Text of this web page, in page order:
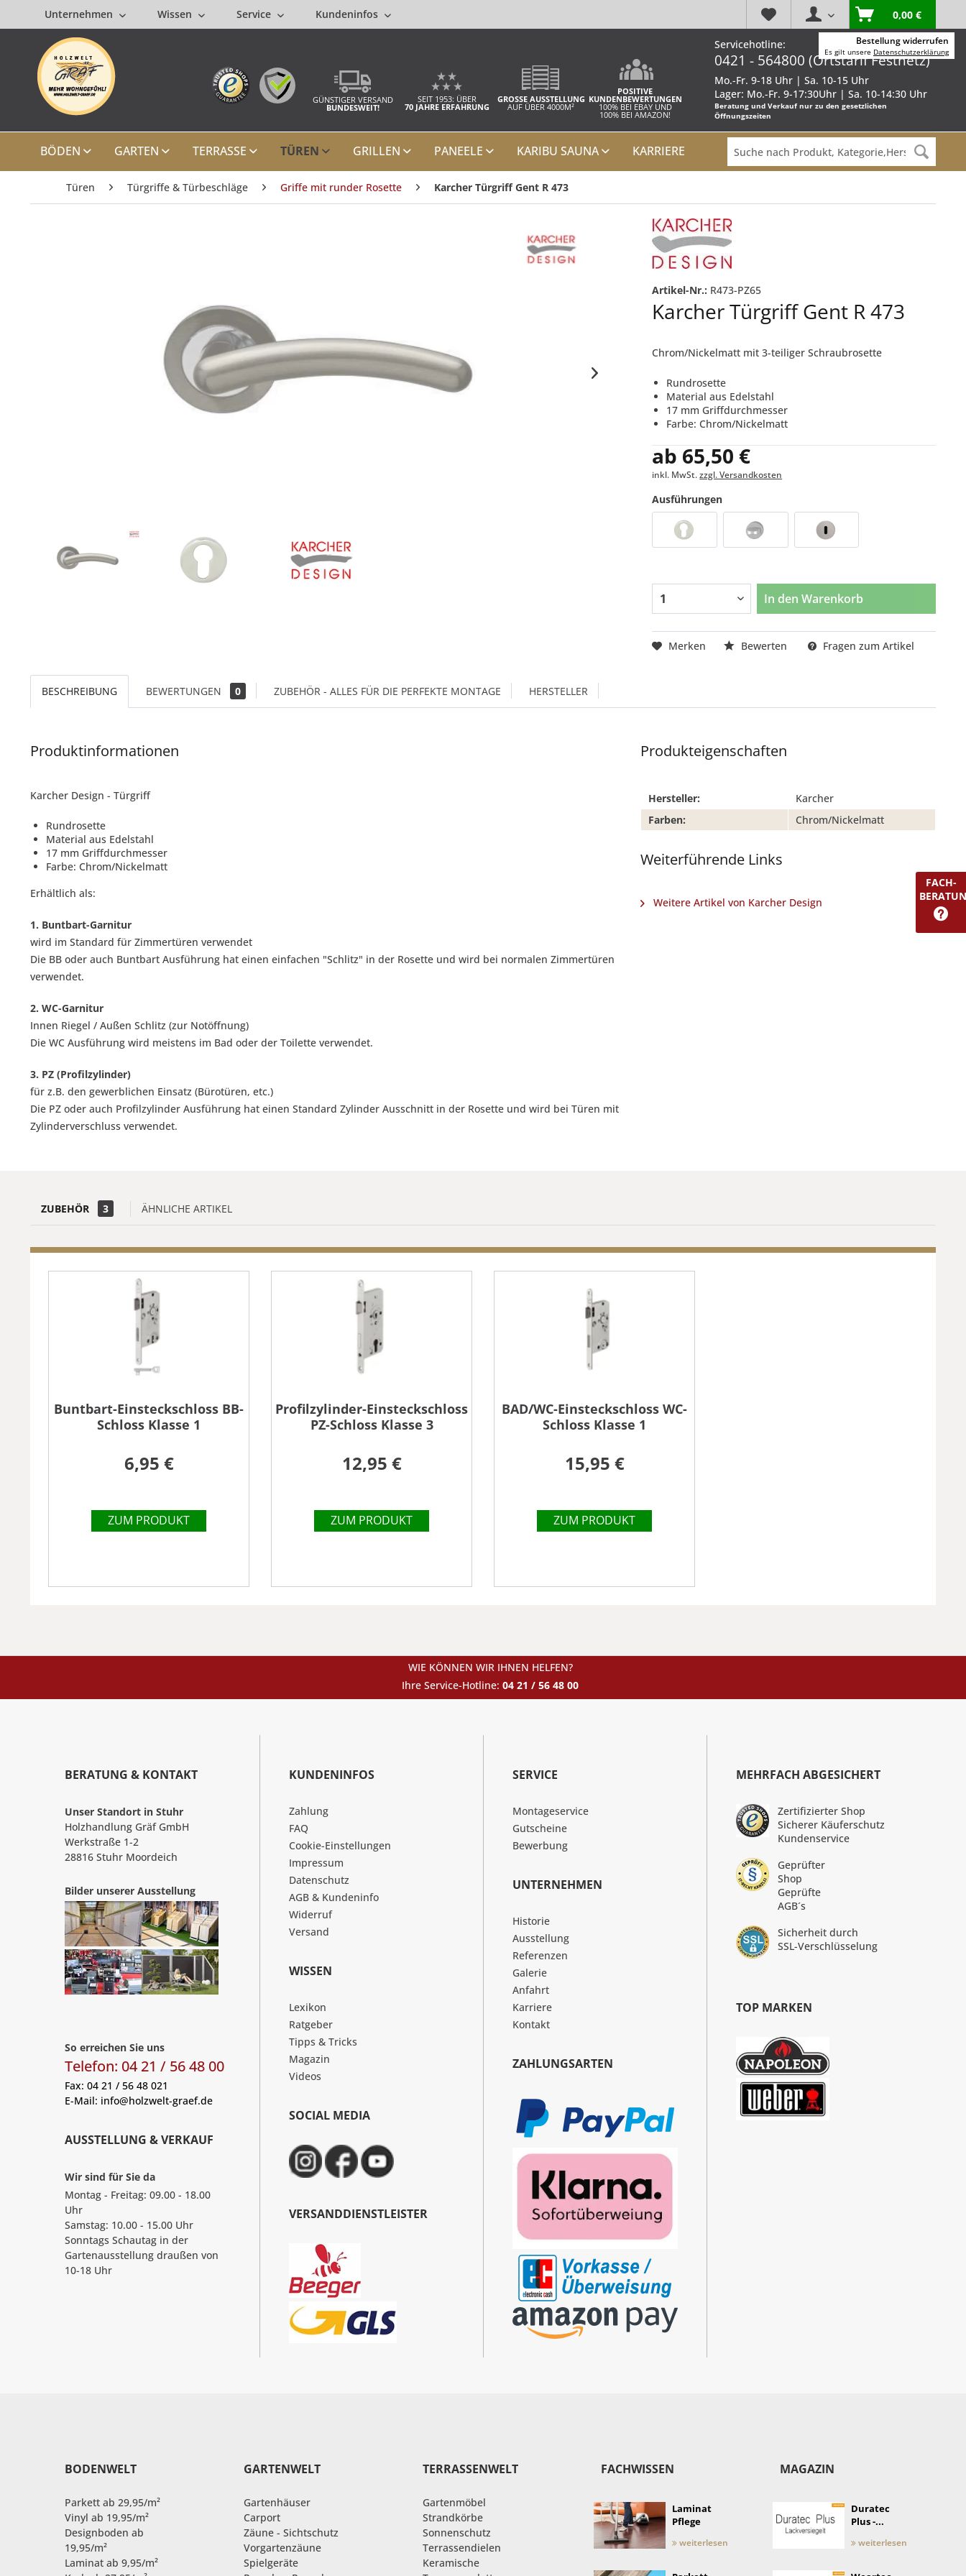
Unternehmen Wissen Service Kundeninfos 0,00 €
GÜNSTIGER VERSAND
BUNDESWEIT!
SEIT 1953: ÜBER
70 JAHRE ERFAHRUNG
GROSSE AUSSTELLUNG
AUF ÜBER 4000M²
POSITIVE
KUNDENBEWERTUNGEN
100% BEI EBAY UND
100% BEI AMAZON!
Servicehotline:
0421 - 564800 (Ortstarif Festnetz)
Mo.-Fr. 9-18 Uhr | Sa. 10-15 Uhr
Lager: Mo.-Fr. 9-17:30Uhr | Sa. 10-14:30 Uhr
Beratung und Verkauf nur zu den gesetzlichen
Öffnungszeiten
BÖDEN GARTEN TERRASSE TÜREN GRILLEN PANEELE KARIBU SAUNA KARRIERE
Türen Türgriffe & Türbeschläge Griffe mit runder Rosette Karcher Türgriff Gent R 473
Artikel-Nr.: R473-PZ65
Karcher Türgriff Gent R 473
Chrom/Nickelmatt mit 3-teiliger Schraubrosette
Rundrosette
Material aus Edelstahl
17 mm Griffdurchmesser
Farbe: Chrom/Nickelmatt
ab 65,50 €
inkl. MwSt.zzgl. Versandkosten
Ausführungen
In den Warenkorb
Merken Bewerten Fragen zum Artikel
BESCHREIBUNG BEWERTUNGEN 0 ZUBEHÖR - ALLES FÜR DIE PERFEKTE MONTAGE HERSTELLER
Produktinformationen
Karcher Design - Türgriff
Rundrosette
Material aus Edelstahl
17 mm Griffdurchmesser
Farbe: Chrom/Nickelmatt
Erhältlich als:
1. Buntbart-Garnitur
wird im Standard für Zimmertüren verwendet
Die BB oder auch Buntbart Ausführung hat einen einfachen "Schlitz" in der Rosette und wird bei normalen Zimmertüren
verwendet.
2. WC-Garnitur
Innen Riegel / Außen Schlitz (zur Notöffnung)
Die WC Ausführung wird meistens im Bad oder der Toilette verwendet.
3. PZ (Profilzylinder)
für z.B. den gewerblichen Einsatz (Bürotüren, etc.)
Die PZ oder auch Profilzylinder Ausführung hat einen Standard Zylinder Ausschnitt in der Rosette und wird bei Türen mit
Zylinderverschluss verwendet.
Produkteigenschaften
Hersteller:
Karcher
Farben:
Chrom/Nickelmatt
Weiterführende Links
Weitere Artikel von Karcher Design
ZUBEHÖR 3 ÄHNLICHE ARTIKEL
Buntbart-Einsteckschloss BB-
Schloss Klasse 1
6,95 €
ZUM PRODUKT
Profilzylinder-Einsteckschloss
PZ-Schloss Klasse 3
12,95 €
ZUM PRODUKT
BAD/WC-Einsteckschloss WC-
Schloss Klasse 1
15,95 €
ZUM PRODUKT
FACH-
WIE KÖNNEN WIR IHNEN HELFEN?
Ihre Service-Hotline: 04 21 / 56 48 00
BERATUNG & KONTAKT
Unser Standort in Stuhr
Holzhandlung Gräf GmbH
Werkstraße 1-2
28816 Stuhr Moordeich
Bilder unserer Ausstellung
So erreichen Sie uns
Telefon: 04 21 / 56 48 00
Fax: 04 21 / 56 48 021
E-Mail: info@holzwelt-graef.de
AUSSTELLUNG & VERKAUF
Wir sind für Sie da
Montag - Freitag: 09.00 - 18.00
Uhr
Samstag: 10.00 - 15.00 Uhr
Sonntags Schautag in der
Gartenausstellung draußen von
10-18 Uhr
KUNDENINFOS
Zahlung
FAQ
Cookie-Einstellungen
Impressum
Datenschutz
AGB & Kundeninfo
Widerruf
Versand
WISSEN
Lexikon
Ratgeber
Tipps & Tricks
Magazin
Videos
SOCIAL MEDIA
VERSANDDIENSTLEISTER
SERVICE
Montageservice
Gutscheine
Bewerbung
UNTERNEHMEN
Historie
Ausstellung
Referenzen
Galerie
Anfahrt
Karriere
Kontakt
ZAHLUNGSARTEN
MEHRFACH ABGESICHERT
Zertifizierter Shop
Sicherer Käuferschutz
Kundenservice
Geprüfter
Shop
Geprüfte
AGB´s
Sicherheit durch
SSL-Verschlüsselung
TOP MARKEN
BODENWELT
Parkett ab 29,95/m²
Vinyl ab 19,95/m²
Designboden ab
19,95/m²
Laminat ab 9,95/m²
GARTENWELT
Gartenhäuser
Carport
Zäune - Sichtschutz
Vorgartenzäune
Spielgeräte
TERRASSENWELT
Gartenmöbel
Strandkörbe
Sonnenschutz
Terrassendielen
Keramische
FACHWISSEN
Laminat
Pflege
weiterlesen
MAGAZIN
Duratec
Plus -...
weiterlesen
Bestellung widerrufen
Es gilt unsere Datenschutzerklärung